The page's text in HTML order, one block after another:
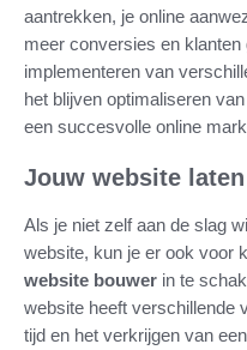
aantrekken, je online
meer conversies en klanten
implementeren van
het blijven optimaliseren
een succesvolle online
Jouw website
Als je niet zelf aan de slag
website, kun je er ook voor
website bouwer in te
website heeft verschillende
tijd en het verkrijgen van